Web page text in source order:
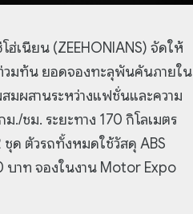
ฮ่เนียน (ZEEHONIANS) จัดให้
วมท้น ยอดจองทะลุพันคันภายใน
มผสานระหว่างแฟชั่นและความ
./ชม. ระยะทาง 170 กิโลเมตร
ด ตัวรถทั้งหมดใช้วัสดุ ABS
บาท จองในงาน Motor Expo